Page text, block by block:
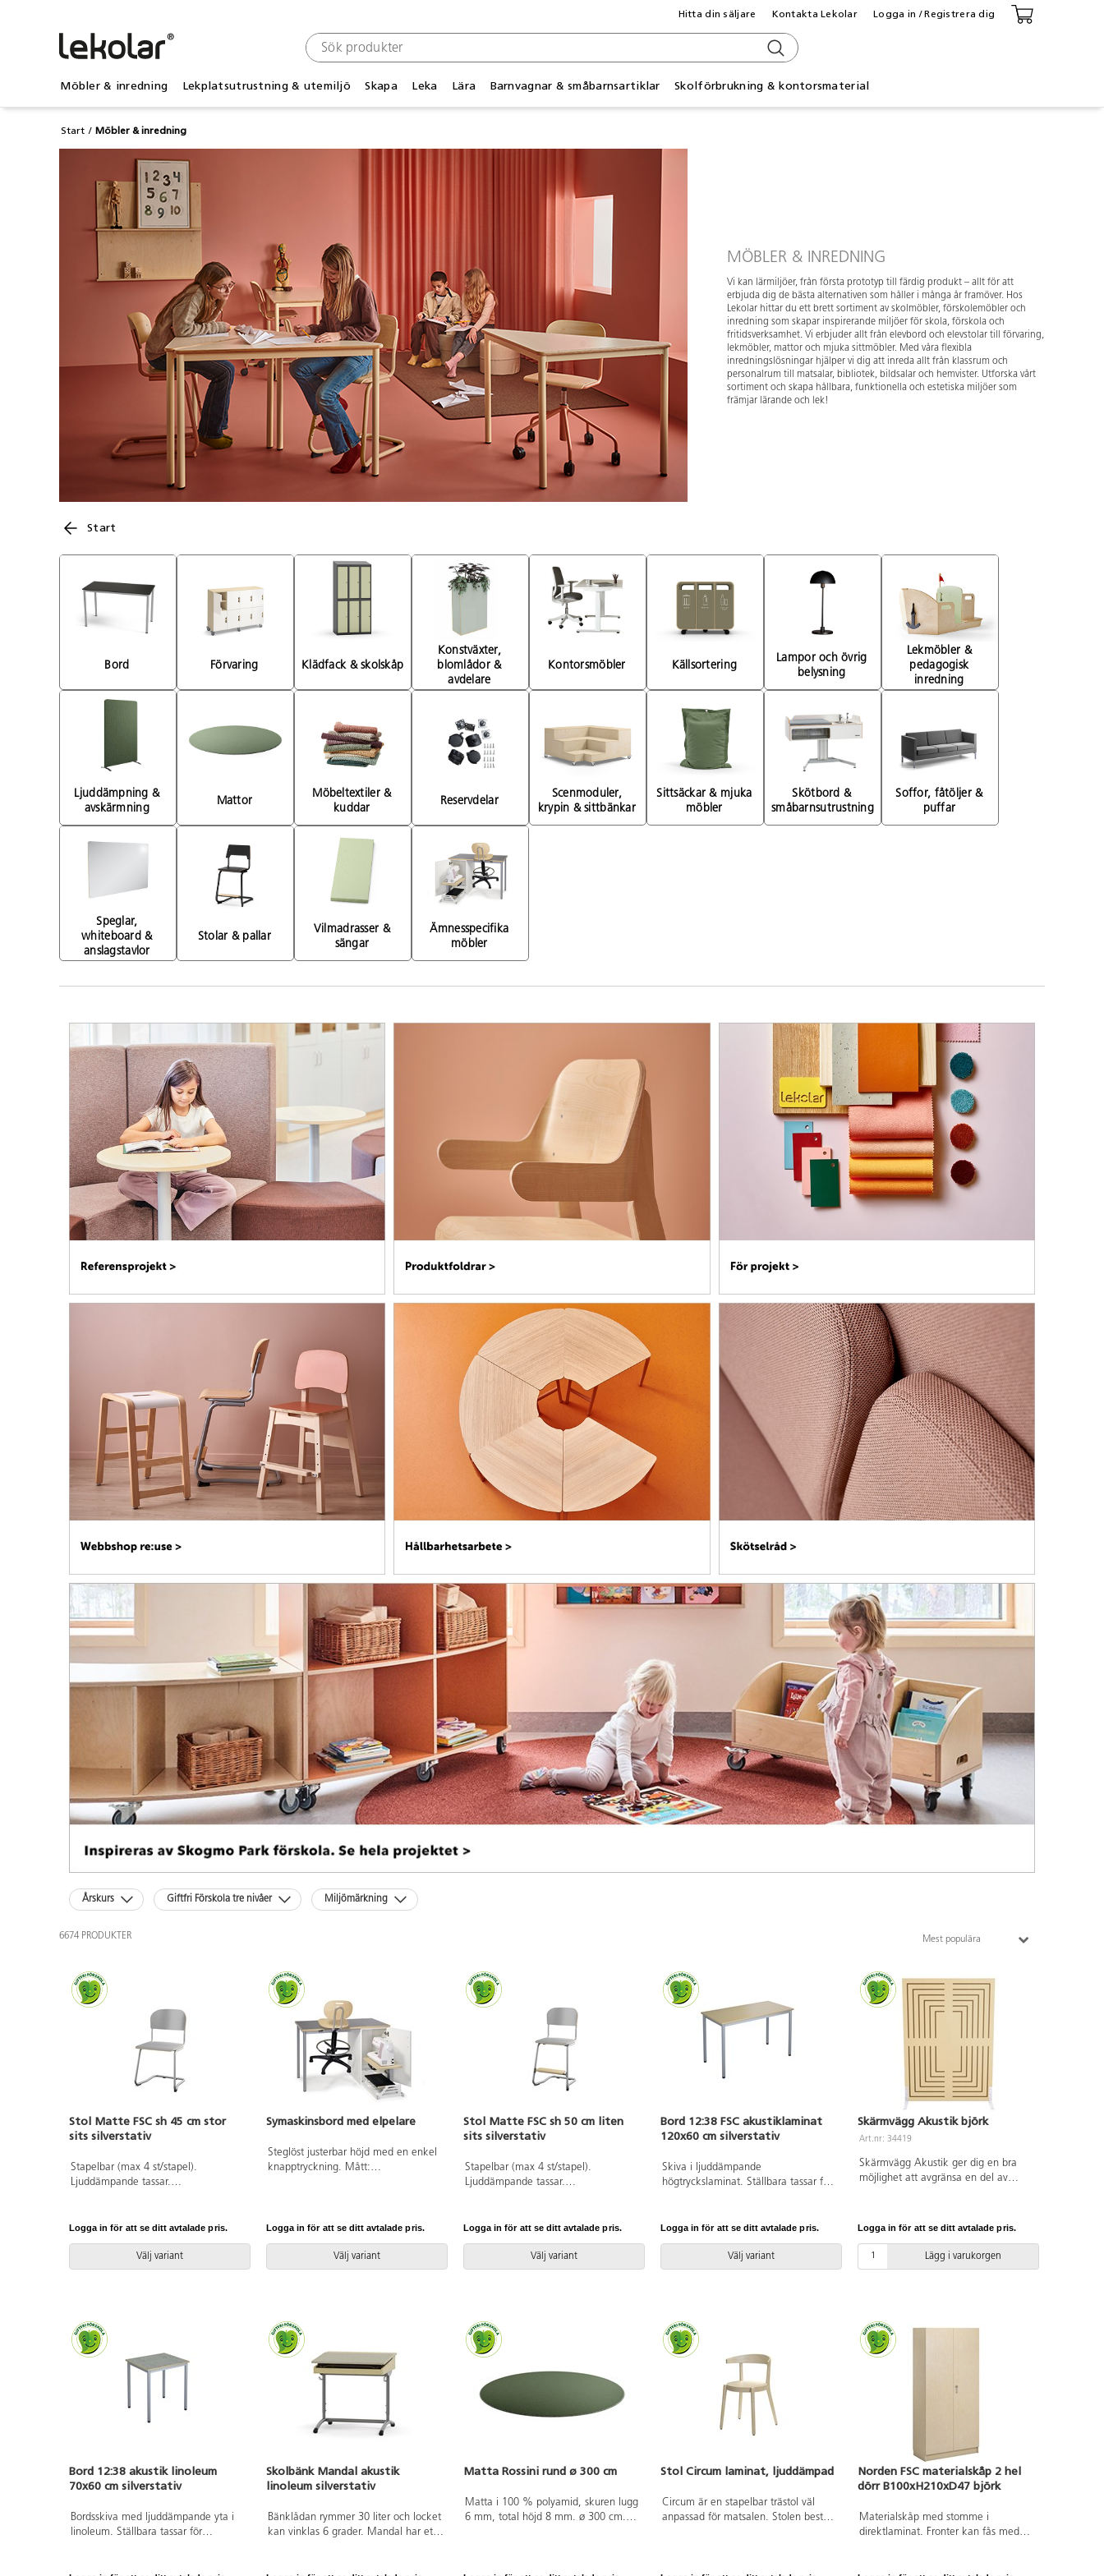
Möbler & inredning Lekplatsutrustning & utemiljö Skapa Leka Lära Barnvagnar & småbarnsartiklar Skolförbrukning & kontorsmaterial
Hitta din säljare Kontakta Lekolar Logga in / Registrera dig
Start Möbler & inredning
MÖBLER & INREDNING
Vi kan lärmiljöer, från första prototyp till färdig produkt – allt för att
erbjuda dig de bästa alternativen som håller i många år framöver. Hos
Lekolar hittar du ett brett sortiment av skolmöbler, förskolemöbler och
inredning som skapar inspirerande miljöer för skola, förskola och
fritidsverksamhet. Vi erbjuder allt från elevbord och elevstolar till förvaring,
lekmöbler, mattor och mjuka sittmöbler. Med våra flexibla
inredningslösningar hjälper vi dig att inreda allt från klassrum och
personalrum till matsalar, bibliotek, bildsalar och hemvister. Utforska vårt
sortiment och skapa hållbara, funktionella och estetiska miljöer som
främjar lärande och lek!
Start
Bord Förvaring
Konstväxter,
blomlådor &
avdelare
Kontorsmöbler Källsortering
Lampor och övrig
belysning
Lekmöbler &
pedagogisk
inredning
Ljuddämpning &
avskärmning
Mattor
Möbeltextiler &
kuddar
Reservdelar
Scenmoduler,
krypin & sittbänkar
Sittsäckar & mjuka
möbler
Skötbord &
Soffor, fåtöljer &
puffar
Speglar,
whiteboard &
anslagstavlor
Stolar & pallar
Vilmadrasser &
sängar
Ämnesspecifika
möbler
Årskurs Giftfri Förskola tre nivåer Miljömärkning
6674 PRODUKTER Mest populära
Stol Matte FSC sh 45 cm stor
sits silverstativ
Stapelbar (max 4 st/stapel).
Ljuddämpande tassar.
Totaldjupet på stativet är 54 cm. Vikt
5,8 kg. Sits och rygg i
högtryckslaminat. Silverlackerat stativ,
RAL 9006.
Logga in för att se ditt avtalade pris.
Välj variant
Symaskinsbord med elpelare
Steglöst justerbar höjd med en enkel
knapptryckning. Mått:
Stativfärg silver RAL9006.
Logga in för att se ditt avtalade pris.
Välj variant
Stol Matte FSC sh 50 cm liten
sits silverstativ
Stapelbar (max 4 st/stapel).
Ljuddämpande tassar.
50 cm. Sitsmått: B36xD35 cm.
Totaldjupet på stativet är 54 cm. Vikt
4,6 kg. Sits och rygg i
högtryckslaminat. Silverlackerat stativ,
Logga in för att se ditt avtalade pris.
Välj variant
Bord 12:38 FSC akustiklaminat
120x60 cm silverstativ
Skiva i ljuddämpande
högtryckslaminat. Ställbara tassar för
Logga in för att se ditt avtalade pris.
Välj variant
Skärmvägg Akustik björk
Art.nr: 34419
Skärmvägg Akustik ger dig en bra
möjlighet att avgränsa en del av
rum i rummet. Kan användas både
Mått: 138x100x3,8 cm.
Logga in för att se ditt avtalade pris.
Lägg i varukorgen
Bord 12:38 akustik linoleum
70x60 cm silverstativ
Bordsskiva med ljuddämpande yta i
linoleum. Ställbara tassar för
Skolbänk Mandal akustik
linoleum silverstativ
Bänklådan rymmer 30 liter och locket
kan vinklas 6 grader. Mandal har ett
Matta Rossini rund ø 300 cm
Matta i 100 % polyamid, skuren lugg
6 mm, total höjd 8 mm. ø 300 cm.
Stol Circum laminat, ljuddämpad
Circum är en stapelbar trästol väl
anpassad för matsalen. Stolen består
Norden FSC materialskåp 2 hel
dörr B100xH210xD47 björk
Materialskåp med stomme i
direktlaminat. Fronter kan fås med